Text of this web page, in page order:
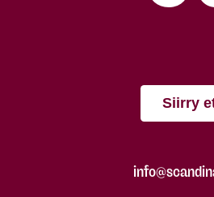
Siirry